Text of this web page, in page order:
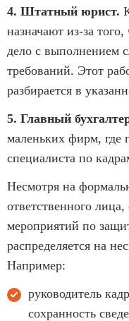
4. Штатный юрист.
назначают из-за
дело с выполнением
требований. Этот
разбирается в
5. Главный
маленьких фирм, где
специалиста по
Несмотря на
ответственного
мероприятий по
распределяется на
Например:
руководитель
сохранность